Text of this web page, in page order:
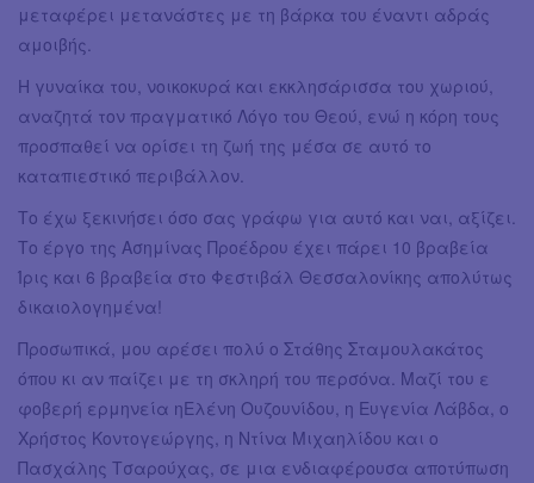
μεταφέρει μετανάστες με τη βάρκα του έναντι αδράς
αμοιβής.
Η γυναίκα του, νοικοκυρά και εκκλησάρισσα του χωριού,
αναζητά τον πραγματικό Λόγο του Θεού, ενώ η κόρη τους
προσπαθεί να ορίσει τη ζωή της μέσα σε αυτό το
καταπιεστικό περιβάλλον.
Το έχω ξεκινήσει όσο σας γράφω για αυτό και ναι, αξίζει.
Το έργο της Ασημίνας Προέδρου έχει πάρει 10 βραβεία
Ίρις και 6 βραβεία στο Φεστιβάλ Θεσσαλονίκης απολύτως
δικαιολογημένα!
Προσωπικά, μου αρέσει πολύ ο Στάθης Σταμουλακάτος
όπου κι αν παίζει με τη σκληρή του περσόνα. Μαζί του ε
φοβερή ερμηνεία ηΕλένη Ουζουνίδου, η Ευγενία Λάβδα, ο
Χρήστος Κοντογεώργης, η Ντίνα Μιχαηλίδου και ο
Πασχάλης Τσαρούχας, σε μια ενδιαφέρουσα αποτύπωση